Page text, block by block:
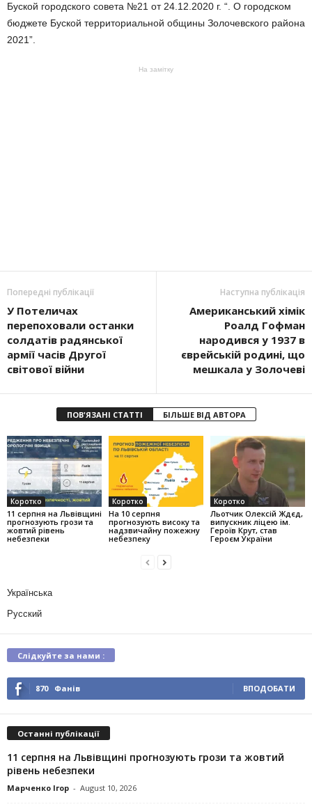
Буской городского совета №21 от 24.12.2020 г. “. О городском
бюджете Буской территориальной общины Золочевского района
2021”.
На замітку
Попередні публікації
У Потеличах
перепоховали останки
солдатів радянської
армії часів Другої
світової війни
Наступна публікація
Американський хімік
Роалд Гофман
народився у 1937 в
єврейській родині, що
мешкала у Золочеві
ПОВ'ЯЗАНІ СТАТТІ БІЛЬШЕ ВІД АВТОРА
Коротко
11 серпня на Львівщині
прогнозують грози та
жовтий рівень
небезпеки
Коротко
На 10 серпня
прогнозують високу та
надзвичайну пожежну
небезпеку
Коротко
Льотчик Олексій Ждєд,
випускник ліцею ім.
Героїв Крут, став
Героєм України
Українська
Русский
Слідкуйте за нами :
870 Фанів ВПОДОБАТИ
Останні публікації
11 серпня на Львівщині прогнозують грози та жовтий
рівень небезпеки
Марченко Ігор - August 10, 2026